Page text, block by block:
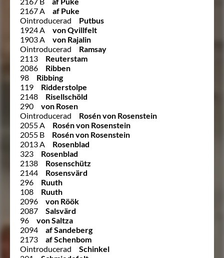
2167 A
af Puke
Ointroducerad
Putbus
1924 A
von Qvillfelt
1903 A
von Rajalin
Ointroducerad
Ramsay
2113
Reuterstam
2086
Ribben
98
Ribbing
119
Ridderstolpe
2148
Risellschöld
290
von Rosen
Ointroducerad
Rosén von Rosenstein
2055 A
Rosén von Rosenstein
2055 B
Rosén von Rosenstein
2013 A
Rosenblad
323
Rosenblad
2138
Rosenschütz
2144
Rosensvärd
296
Ruuth
108
Ruuth
2096
von Röök
2087
Salsvärd
96
von Saltza
2094
af Sandeberg
2173
af Schenbom
Ointroducerad
Schinkel